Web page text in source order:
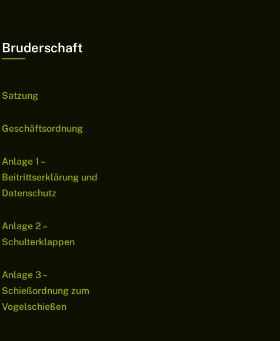
Bruderschaft
Satzung
Geschäftsordnung
Anlage 1 –
Beitrittserklärung und
Datenschutz
Anlage 2 –
Schulterklappen
Anlage 3 –
Schießordnung zum
Vogelschießen